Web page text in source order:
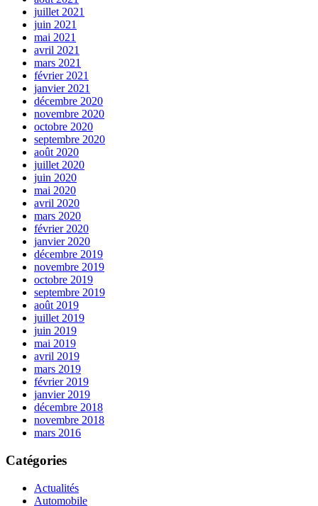
juillet 2021
juin 2021
mai 2021
avril 2021
mars 2021
février 2021
janvier 2021
décembre 2020
novembre 2020
octobre 2020
septembre 2020
août 2020
juillet 2020
juin 2020
mai 2020
avril 2020
mars 2020
février 2020
janvier 2020
décembre 2019
novembre 2019
octobre 2019
septembre 2019
août 2019
juillet 2019
juin 2019
mai 2019
avril 2019
mars 2019
février 2019
janvier 2019
décembre 2018
novembre 2018
mars 2016
Catégories
Actualités
Automobile